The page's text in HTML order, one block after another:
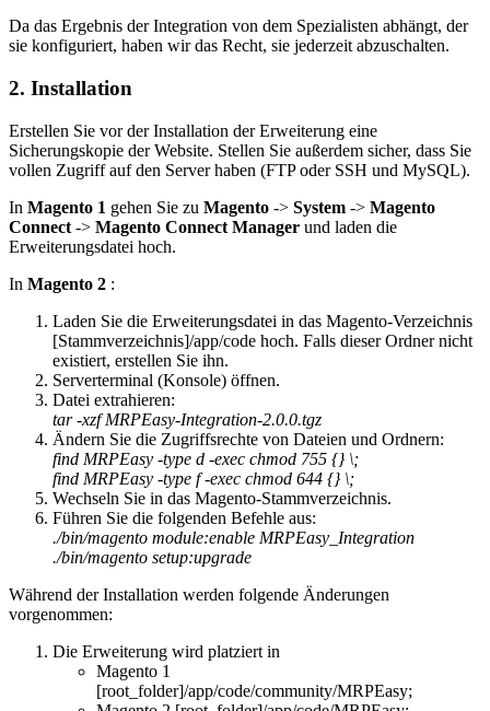
Da das Ergebnis der Integration von dem Spezialisten abhängt, der
sie konfiguriert, haben wir das Recht, sie jederzeit abzuschalten.
2. Installation
Erstellen Sie vor der Installation der Erweiterung eine
Sicherungskopie der Website. Stellen Sie außerdem sicher, dass Sie
vollen Zugriff auf den Server haben (FTP oder SSH und MySQL).
In Magento 1 gehen Sie zu Magento -> System -> Magento
Connect -> Magento Connect Manager und laden die
Erweiterungsdatei hoch.
In Magento 2 :
Laden Sie die Erweiterungsdatei in das Magento-Verzeichnis
[Stammverzeichnis]/app/code hoch. Falls dieser Ordner nicht
existiert, erstellen Sie ihn.
Serverterminal (Konsole) öffnen.
Datei extrahieren:
tar -xzf MRPEasy-Integration-2.0.0.tgz
Ändern Sie die Zugriffsrechte von Dateien und Ordnern:
find MRPEasy -type d -exec chmod 755 {} \;
find MRPEasy -type f -exec chmod 644 {} \;
Wechseln Sie in das Magento-Stammverzeichnis.
Führen Sie die folgenden Befehle aus:
./bin/magento module:enable MRPEasy_Integration
./bin/magento setup:upgrade
Während der Installation werden folgende Änderungen
vorgenommen:
Die Erweiterung wird platziert in
Magento 1
[root_folder]/app/code/community/MRPEasy;